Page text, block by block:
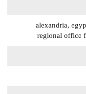
alexandria,
regional office